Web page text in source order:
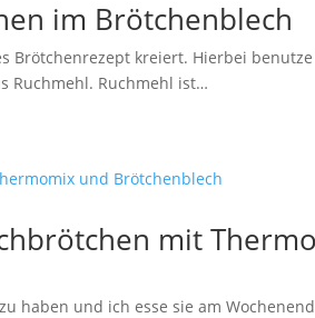
im Brötchenblech
Brötchenrezept kreiert. Hierbei
Ruchmehl. Ruchmehl ist…
mit
haben und ich esse sie am